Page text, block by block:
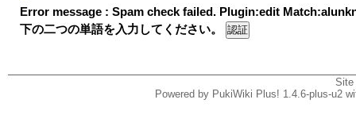
Error message : Spam check failed. Plugin:edit
下の二つの単語を入力してください。
Powered by PukiWiki Plus! 1.4.6-plus-u2